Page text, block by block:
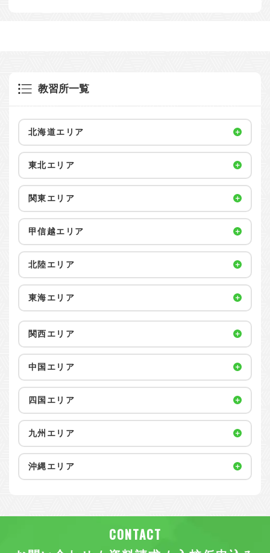
教習所一覧
北海道エリア
東北エリア
関東エリア
甲信越エリア
北陸エリア
東海エリア
関西エリア
中国エリア
四国エリア
九州エリア
沖縄エリア